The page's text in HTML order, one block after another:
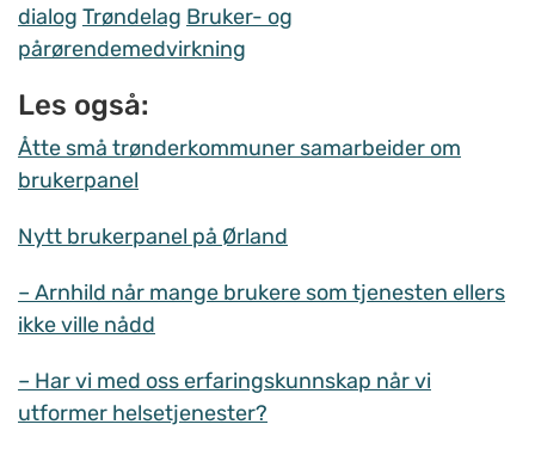
dialog Trøndelag Bruker- og
pårørendemedvirkning
Les også:
Åtte små trønderkommuner samarbeider om
brukerpanel
Nytt brukerpanel på Ørland
– Arnhild når mange brukere som tjenesten ellers
ikke ville nådd
– Har vi med oss erfaringskunnskap når vi
utformer helsetjenester?